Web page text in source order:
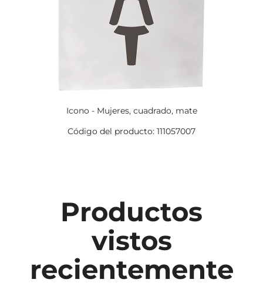
Icono - Mujeres, cuadrado, mate
Código del producto: 111057007
Productos
vistos
recientemente